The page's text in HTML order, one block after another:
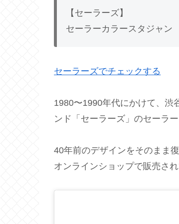
【セーラーズ】
セーラーカラースタジャン
セーラーズでチェックする
1980〜1990年代にかけて、渋
ンド「セーラーズ」のセーラ
40年前のデザインをそのまま
オンラインショップで販売され